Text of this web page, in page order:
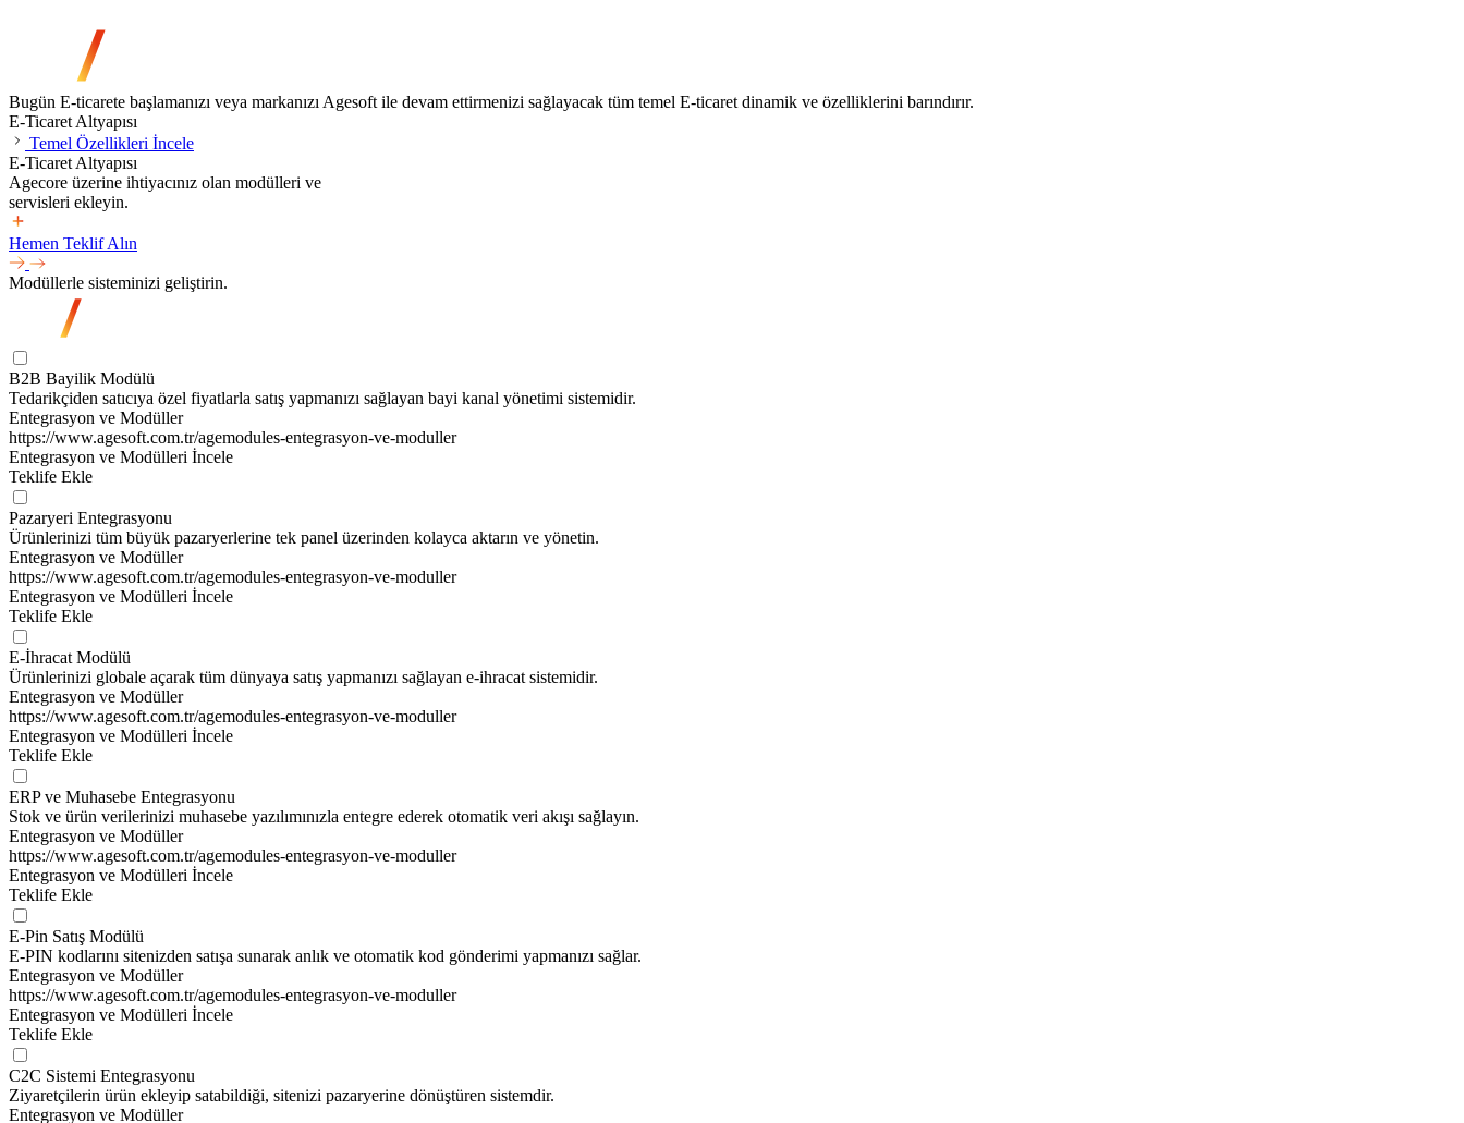
Bugün E-ticarete başlamanızı veya markanızı Agesoft ile devam ettirmenizi sağlayacak tüm temel E-ticaret dinamik ve özelliklerini barındırır.
E-Ticaret Altyapısı
Temel Özellikleri İncele
E-Ticaret Altyapısı
Agecore üzerine ihtiyacınız olan modülleri ve
servisleri ekleyin.
Hemen Teklif Alın
Modüllerle sisteminizi geliştirin.
B2B Bayilik Modülü
Tedarikçiden satıcıya özel fiyatlarla satış yapmanızı sağlayan bayi kanal yönetimi sistemidir.
Entegrasyon ve Modüller
https://www.agesoft.com.tr/agemodules-entegrasyon-ve-moduller
Entegrasyon ve Modülleri İncele
Teklife Ekle
Pazaryeri Entegrasyonu
Ürünlerinizi tüm büyük pazaryerlerine tek panel üzerinden kolayca aktarın ve yönetin.
Entegrasyon ve Modüller
https://www.agesoft.com.tr/agemodules-entegrasyon-ve-moduller
Entegrasyon ve Modülleri İncele
Teklife Ekle
E-İhracat Modülü
Ürünlerinizi globale açarak tüm dünyaya satış yapmanızı sağlayan e-ihracat sistemidir.
Entegrasyon ve Modüller
https://www.agesoft.com.tr/agemodules-entegrasyon-ve-moduller
Entegrasyon ve Modülleri İncele
Teklife Ekle
ERP ve Muhasebe Entegrasyonu
Stok ve ürün verilerinizi muhasebe yazılımınızla entegre ederek otomatik veri akışı sağlayın.
Entegrasyon ve Modüller
https://www.agesoft.com.tr/agemodules-entegrasyon-ve-moduller
Entegrasyon ve Modülleri İncele
Teklife Ekle
E-Pin Satış Modülü
E-PIN kodlarını sitenizden satışa sunarak anlık ve otomatik kod gönderimi yapmanızı sağlar.
Entegrasyon ve Modüller
https://www.agesoft.com.tr/agemodules-entegrasyon-ve-moduller
Entegrasyon ve Modülleri İncele
Teklife Ekle
C2C Sistemi Entegrasyonu
Ziyaretçilerin ürün ekleyip satabildiği, sitenizi pazaryerine dönüştüren sistemdir.
Entegrasyon ve Modüller